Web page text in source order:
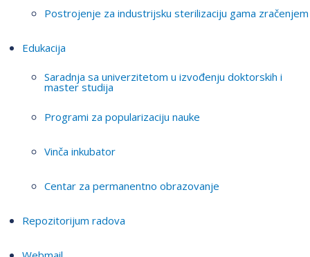
Postrojenje za industrijsku sterilizaciju gama zračenjem
Edukacija
Saradnja sa univerzitetom u izvođenju doktorskih i
master studija
Programi za popularizaciju nauke
Vinča inkubator
Centar za permanentno obrazovanje
Repozitorijum radova